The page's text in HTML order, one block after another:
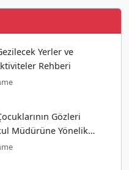
Yerler ve
Rehberi
Gözleri
Müdürüne Yönelik
Gerçekleşti